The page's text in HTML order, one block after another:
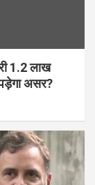
1.2 लाख
असर?